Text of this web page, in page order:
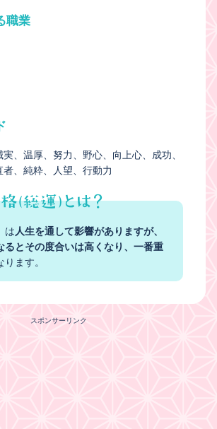
職業
実 温厚 努力 野心 向上心
成功
者 純粋 人望 行動力
は 人生を通して影響がありますが、
るとその度合いは高くなり、一番重
ります。
スポンサーリンク